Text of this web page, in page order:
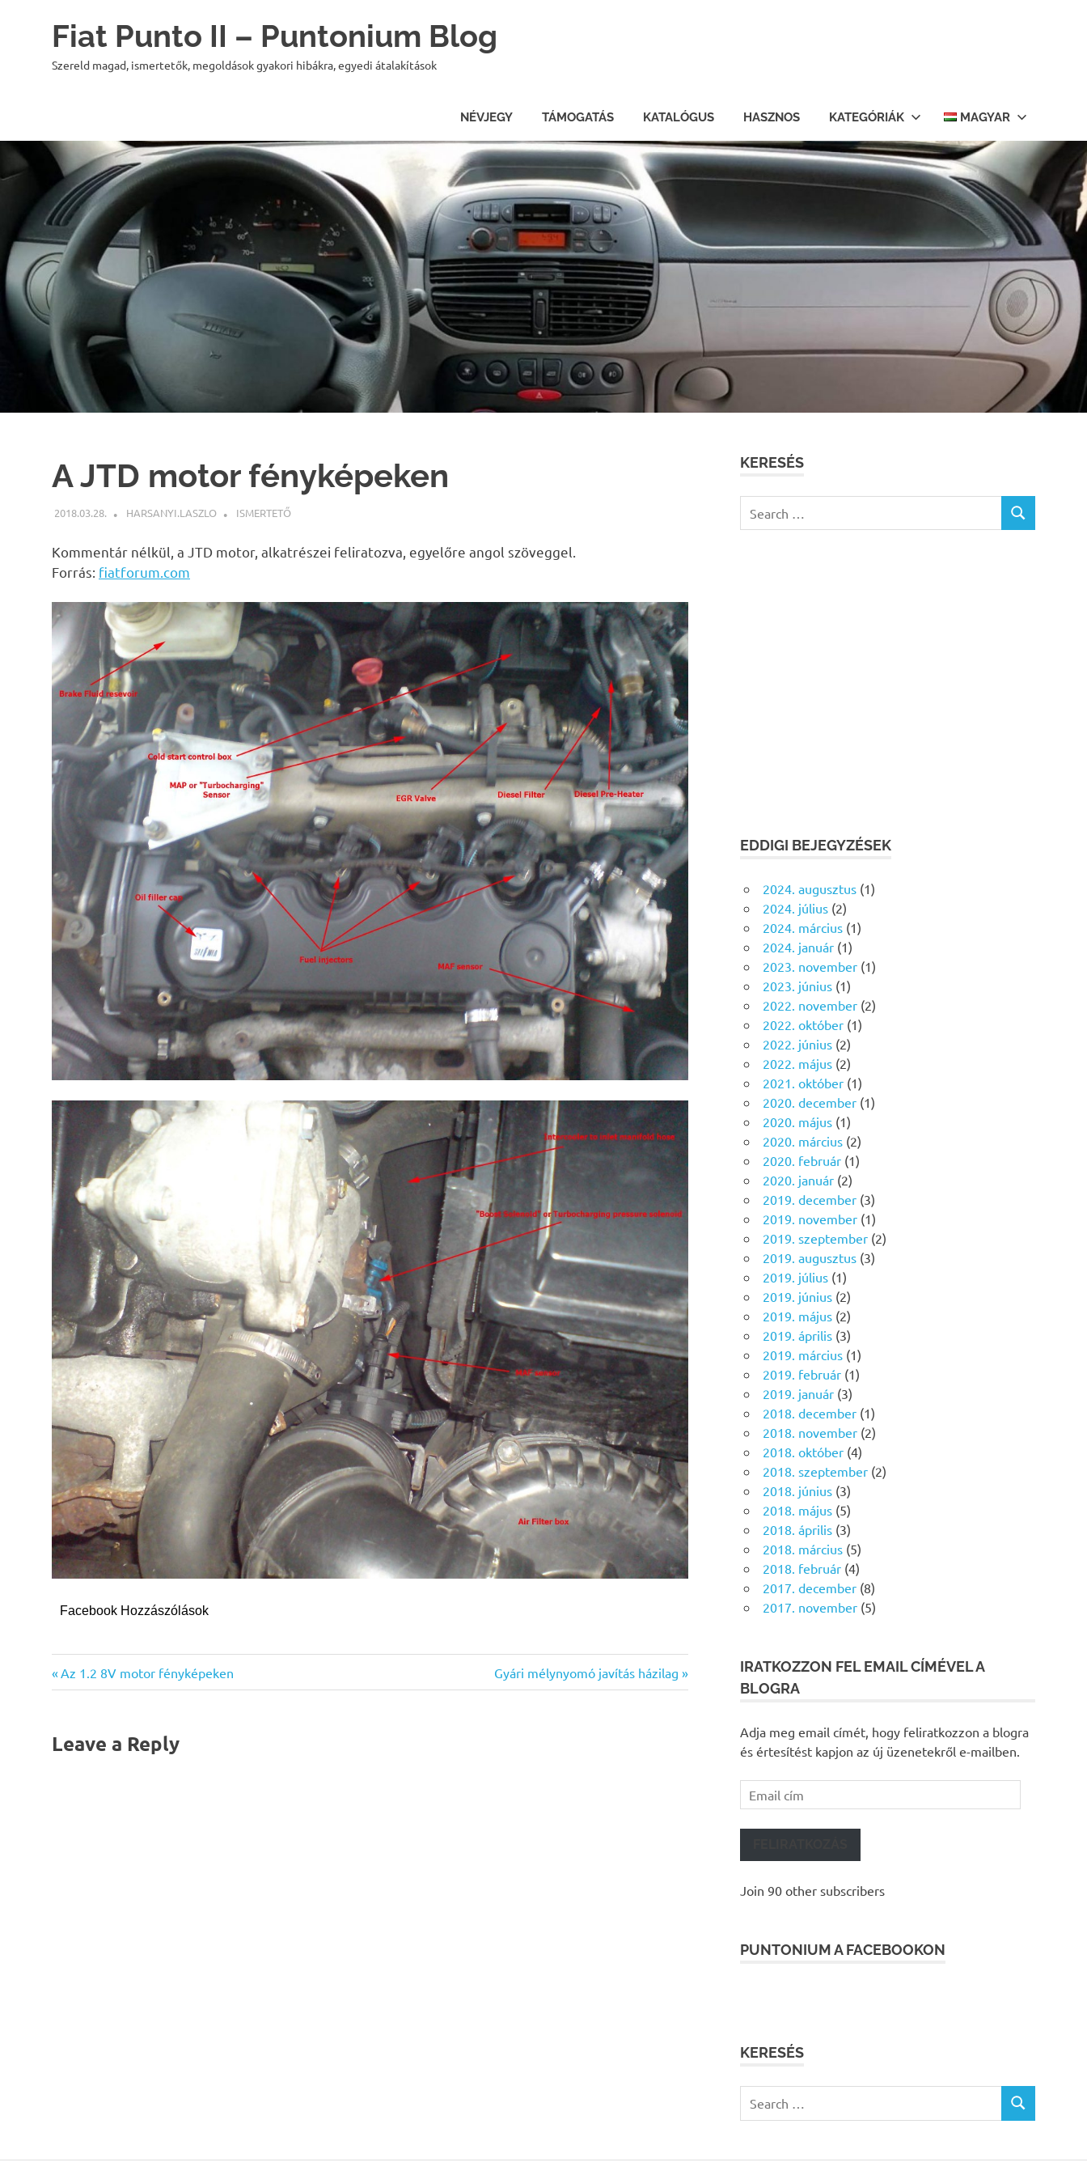
Fiat Punto II – Puntonium Blog
Szereld magad, ismertetők, megoldások gyakori hibákra, egyedi átalakítások
NÉVJEGY TÁMOGATÁS KATALÓGUS HASZNOS KATEGÓRIÁK MAGYAR
A JTD motor fényképeken
2018.03.28. HARSANYI.LASZLO ISMERTETŐ
Kommentár nélkül, a JTD motor, alkatrészei feliratozva, egyelőre angol szöveggel.
Forrás: fiatforum.com
Facebook Hozzászólások
Bejegyzés
Previous
Post:
Az 1.2 8V motor fényképeken
Next
Post:
Gyári mélynyomó javítás házilag
Leave a Reply
KERESÉS
for:
SEARCH
EDDIGI BEJEGYZÉSEK
2024. augusztus (1)
2024. július (2)
2024. március (1)
2024. január (1)
2023. november (1)
2023. június (1)
2022. november (2)
2022. október (1)
2022. június (2)
2022. május (2)
2021. október (1)
2020. december (1)
2020. május (1)
2020. március (2)
2020. február (1)
2020. január (2)
2019. december (3)
2019. november (1)
2019. szeptember (2)
2019. augusztus (3)
2019. július (1)
2019. június (2)
2019. május (2)
2019. április (3)
2019. március (1)
2019. február (1)
2019. január (3)
2018. december (1)
2018. november (2)
2018. október (4)
2018. szeptember (2)
2018. június (3)
2018. május (5)
2018. április (3)
2018. március (5)
2018. február (4)
2017. december (8)
2017. november (5)
IRATKOZZON FEL EMAIL CÍMÉVEL A
BLOGRA
Adja meg email címét, hogy feliratkozzon a blogra
és értesítést kapjon az új üzenetekről e-mailben.
Email
cím
Join 90 other subscribers
PUNTONIUM A FACEBOOKON
KERESÉS
for:
SEARCH